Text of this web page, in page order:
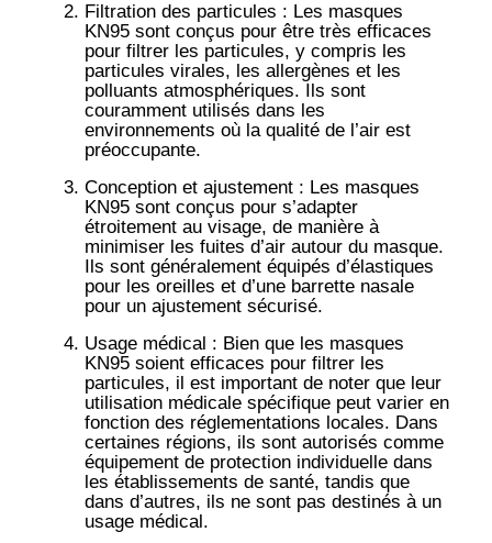
Filtration des particules : Les masques
KN95 sont conçus pour être très efficaces
pour filtrer les particules, y compris les
particules virales, les allergènes et les
polluants atmosphériques. Ils sont
couramment utilisés dans les
environnements où la qualité de l’air est
préoccupante.
Conception et ajustement : Les masques
KN95 sont conçus pour s’adapter
étroitement au visage, de manière à
minimiser les fuites d’air autour du masque.
Ils sont généralement équipés d’élastiques
pour les oreilles et d’une barrette nasale
pour un ajustement sécurisé.
Usage médical : Bien que les masques
KN95 soient efficaces pour filtrer les
particules, il est important de noter que leur
utilisation médicale spécifique peut varier en
fonction des réglementations locales. Dans
certaines régions, ils sont autorisés comme
équipement de protection individuelle dans
les établissements de santé, tandis que
dans d’autres, ils ne sont pas destinés à un
usage médical.